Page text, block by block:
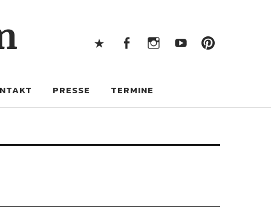
PRESSE TERMINE